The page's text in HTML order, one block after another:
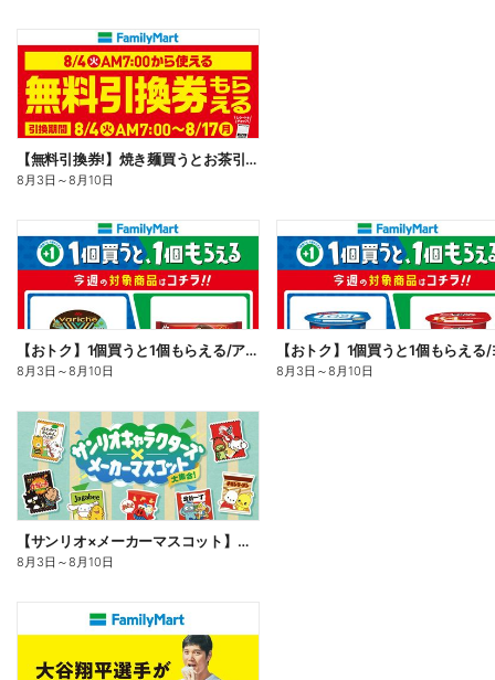
【無料引換券!】焼き麺買うとお茶引換券貰える!
8月3日 ～8月10日
【おトク】1個買うと1個もらえる/アイス
8月3日 ～8月10日 8月3日 ～8月10日
【サンリオ×メーカーマスコット】オリジナルグッズ貰える!
8月3日 ～8月10日